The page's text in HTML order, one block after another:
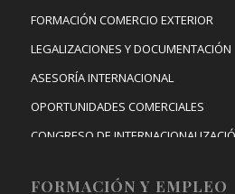
FORMACIÓN COMERCIO EXTERIOR
LEGALIZACIONES Y DOCUMENTACIÓN
ASESORÍA INTERNACIONAL
OPORTUNIDADES COMERCIALES
CONGRESO DE
FORMACIÓN Y EMPLEO